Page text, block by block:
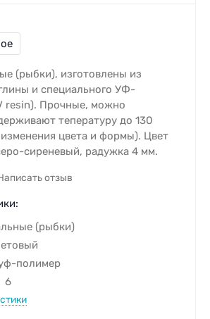
(рыбки), изготовлены из
и специального УФ-
resin). Прочные, можно
тепературу до 130
изменения цвета и формы). Цвет
сиреневый, радужка 4 мм.
отзыв
(рыбки)
полимер
6